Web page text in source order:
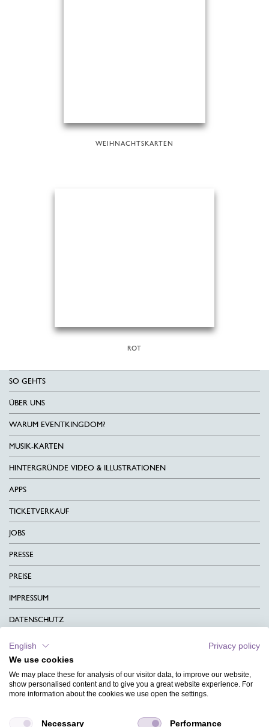
WEIHNACHTSKARTEN
ROT
SO GEHTS
ÜBER UNS
WARUM EVENTKINGDOM?
MUSIK-KARTEN
HINTERGRÜNDE VIDEO & ILLUSTRATIONEN
APPS
TICKETVERKAUF
JOBS
PRESSE
PREISE
IMPRESSUM
DATENSCHUTZ
KONTAKT
AGB
CHARITY
English
Privacy policy
We use cookies
We may place these for analysis of our visitor data, to improve our website,
show personalised content and to give you a great website experience. For
more information about the cookies we use open the settings.
Necessary Performance